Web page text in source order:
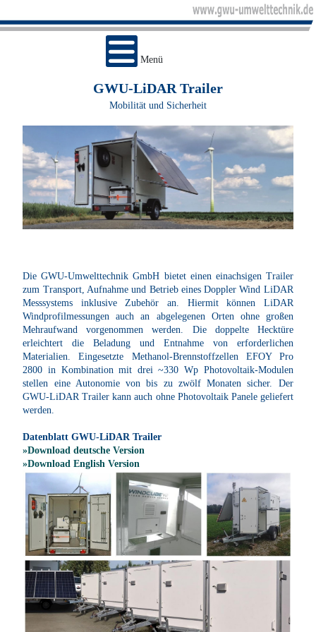
Menü
GWU-LiDAR Trailer
Mobilität und Sicherheit
Die GWU-Umwelttechnik GmbH bietet einen einachsigen Trailer
zum Transport, Aufnahme und Betrieb eines Doppler Wind LiDAR
Messsystems inklusive Zubehör an. Hiermit können LiDAR
Windprofilmessungen auch an abgelegenen Orten ohne großen
Mehraufwand vorgenommen werden. Die doppelte Hecktüre
erleichtert die Beladung und Entnahme von erforderlichen
Materialien.Eingesetzte Methanol-Brennstoffzellen EFOY Pro
2800 in Kombination mit drei ~330 Wp Photovoltaik-Modulen
stellen eine Autonomie von bis zu zwölf Monaten sicher. Der
GWU-LiDAR Trailer kann auch ohne Photovoltaik Panele geliefert
werden.
Datenblatt GWU-LiDAR Trailer
»Download deutsche Version
»Download English Version